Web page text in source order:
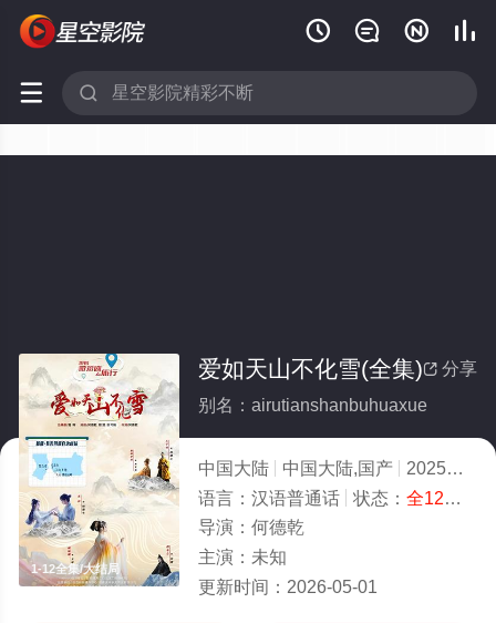
   
 
1-12全集/大结局
 分享
爱如天山不化雪(全集)
别名：airutianshanbuhuaxue
中国大陆 中国大陆,国产 2025
5.0
语言： 汉语普通话 状态： 全12集
导演： 何德乾
主演： 未知
更新时间： 2026-05-01